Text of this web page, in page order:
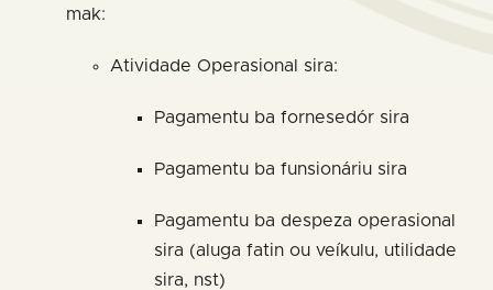
mak:
Atividade Operasional sira:
Pagamentu ba fornesedór sira
Pagamentu ba funsionáriu sira
Pagamentu ba despeza operasional
sira (aluga fatin ou veíkulu, utilidade
sira, nst)